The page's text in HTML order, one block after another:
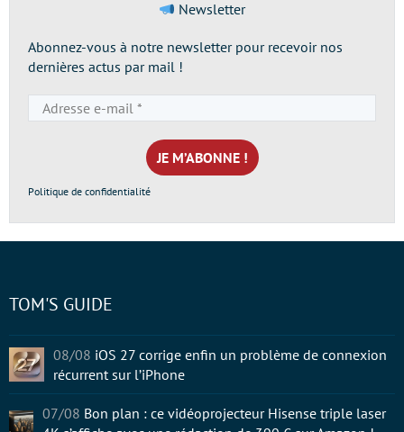
Newsletter
Abonnez-vous à notre newsletter pour recevoir nos
dernières actus par mail !
e-
mail
*
Politique de confidentialité
TOM'S GUIDE
08/08 iOS 27 corrige enfin un problème de connexion
récurrent sur l’iPhone
07/08 Bon plan : ce vidéoprojecteur Hisense triple laser